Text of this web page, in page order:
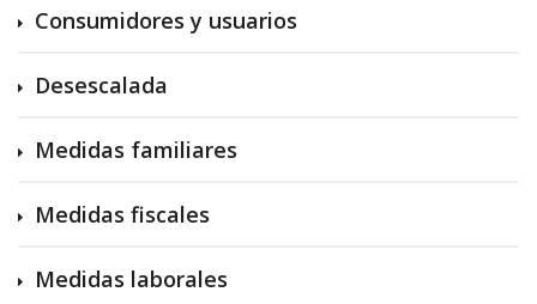
Consumidores y usuarios
Desescalada
Medidas familiares
Medidas fiscales
Medidas laborales